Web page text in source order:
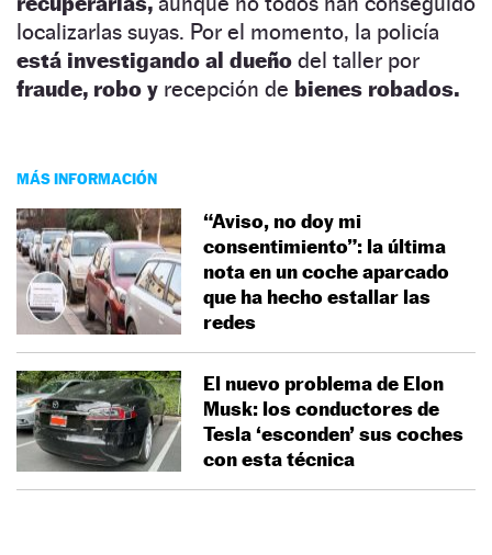
localizarlas suyas. Por el momento, la policía
está investigando al dueño del taller por
fraude, robo y recepción de bienes robados.
MÁS INFORMACIÓN
“Aviso, no doy mi
consentimiento”: la última
nota en un coche aparcado
que ha hecho estallar las
redes
El nuevo problema de Elon
Musk: los conductores de
Tesla ‘esconden’ sus coches
con esta técnica